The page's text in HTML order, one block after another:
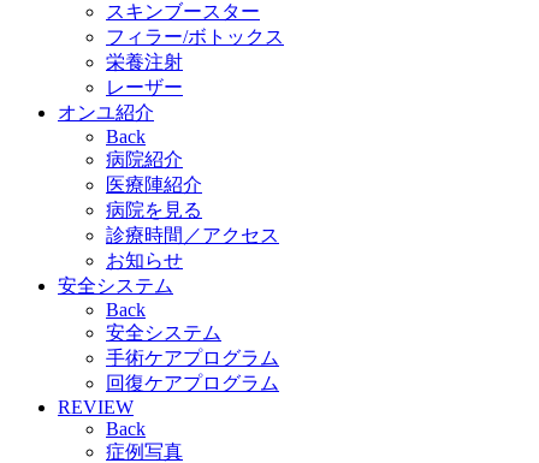
スキンブースター
フィラー/ボトックス
栄養注射
レーザー
オンユ紹介
Back
病院紹介
医療陣紹介
病院を見る
診療時間／アクセス
お知らせ
安全システム
Back
安全システム
手術ケアプログラム
回復ケアプログラム
REVIEW
Back
症例写真